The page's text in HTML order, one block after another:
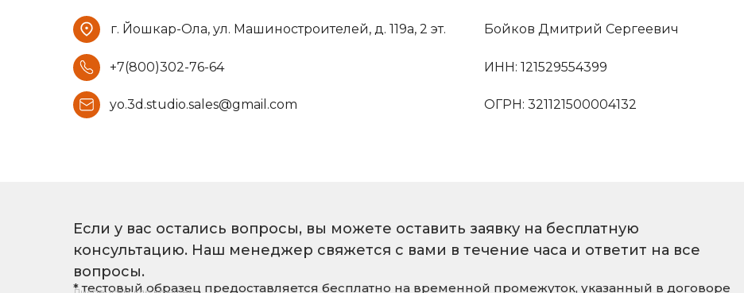
+7(800)302-76-64
yo.3d.studio.sales@gmail.com
Бойков Дмитрий Сергеевич
ИНН: 121529554399
ОГРН: 321121500004132
г. Йошкар-Ола, ул. Машиностроителей, д. 119а, 2 эт.
Если у вас остались вопросы, вы можете оставить заявку на бесплатную
консультацию. Наш менеджер свяжется с вами в течение часа и ответит на все
вопросы.
* тестовый образец предоставляется бесплатно на временной промежуток, указанный в договоре